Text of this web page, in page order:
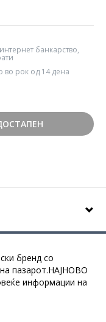
банкарство,
во рок од 14 дена
бренд со
на пазарот.НАЈНОВО
информации на